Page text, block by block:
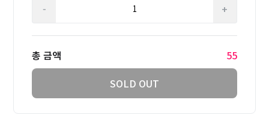
-
+
총 금액
55
SOLD OUT